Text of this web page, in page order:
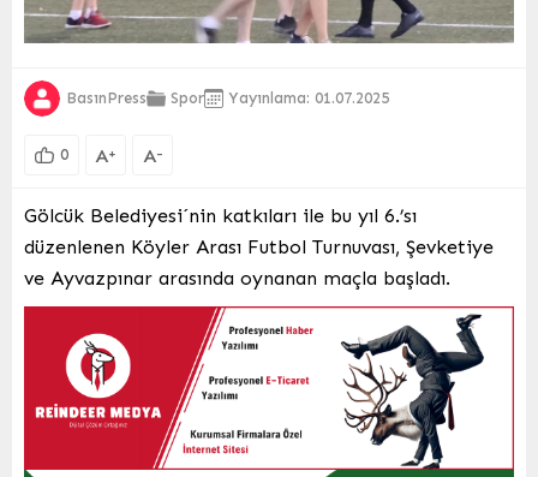
BasınPress Spor Yayınlama: 01.07.2025
0 A+ A-
Gölcük Belediyesi´nin katkıları ile bu yıl 6.’sı
düzenlenen Köyler Arası Futbol Turnuvası, Şevketiye
ve Ayvazpınar arasında oynanan maçla başladı.